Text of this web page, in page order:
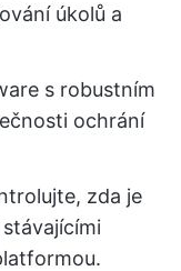
úkolů a
s robustním
ochrání
zda je